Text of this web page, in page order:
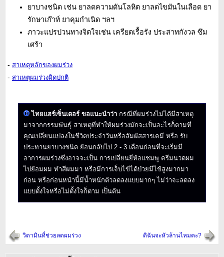
ยาบางชนิด เช่น ยาลดความดันโลหิต ยาลดไขมันในเลือด ยา
รักษาเก๊าท์ ยาคุมกำเนิด ฯลฯ
ภาวะแปรปวนทางจิตใจเช่น เครียดเรื้อรัง ประสาทกังวล ซึม
เศร้า
- สาเหตุหลักของผมร่วง
- สาเหตุผมร่วงผิดปกติ
ไทยแฮร์เซ็นเตอร์ ขอแนะนำว่ากรณีที่ผมร่วงไม่ได้มีสาเหตุ
มาจากกรรมพันธุ์ สาเหตุที่ทำให้ผมร่วงมักจะเป็นอะไรก็ตามที่
คุณเปลี่ยนแปลงในชีวิตประจำวันหรือสัมผัสสารเคมี หรือ รับ
ประทานยาบางชนิด ย้อนกลับไป 2 - 3 เดือนก่อนที่จะเริ่มมี
อาการผมร่วงซึ่งอาจจะเป็น การเปลี่ยนยี่ห้อแชมพู ครีมนวดผม
ไปย้อมผม ทำสีผมมา หรือมีการเจ็บไข้ได้ป่วยมีไข้สูงมากมา
ก่อน หรือก่อนหน้านี้มีน้ำหนักตัวลดลงแบบมากๆ ไม่ว่าจะลดลง
แบบตั้งใจหรือไม่ตั้งใจก็ตาม เป็นต้น
วิตามินที่ช่วยลดผมร่วง ดิฉันจะหัวล้านไหมคะ?